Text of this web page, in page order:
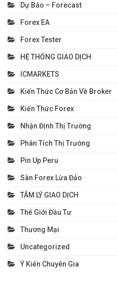
Dự Báo – Forecast
Forex EA
Forex Tester
HỆ THỐNG GIAO DỊCH
ICMARKETS
Kiến Thức Cơ Bản Về Broker
Kiến Thức Forex
Nhận Định Thị Trường
Phân Tích Thị Trường
Pin Up Peru
Sàn Forex Lừa Đảo
TÂM LÝ GIAO DỊCH
Thế Giới Đầu Tư
Thương Mại
Uncategorized
Ý Kiến Chuyên Gia